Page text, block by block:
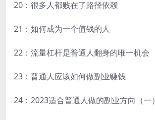
20：很多人都败在了路径依赖
21：如何成为一个值钱的人
22：流量杠杆是普通人翻身的唯一机会
23：普通人应该如何做副业赚钱
24：2023适合普通人做的副业方向（一）